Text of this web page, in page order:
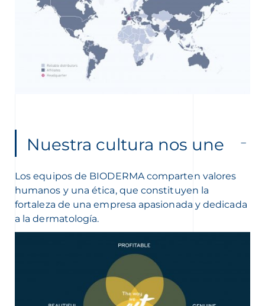
Nuestra cultura nos une
Los equipos de BIODERMA comparten valores
humanos y una ética, que constituyen la
fortaleza de una empresa apasionada y dedicada
a la dermatología.